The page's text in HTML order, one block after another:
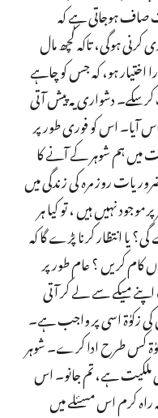
ہوجاتی ہے کہ
کرنی ہوگی، تاکہ کچھ مال
اختیار ہو، کہ جس کو چاہے
دشواری یہ پیش آتی
اس کو فوری طور پر
میں ہم شوہر کے آنے کا
روز مرہ کی زندگی میں
نہیں ہیں ، تو کیا ہر
انتظار کرنا پڑے گا کہ
کریں ؟ عام طور پر
اپنے میکے سے لے کر آتی
زکوٰۃ اسی پر واجب ہے۔
کس طرح ادا کرے۔ شوہر
ملکیت ہے، تم جانو۔ اس
راہ کرم اس مسئلے میں